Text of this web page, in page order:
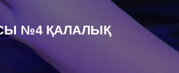
№4 ҚАЛАЛЫҚ